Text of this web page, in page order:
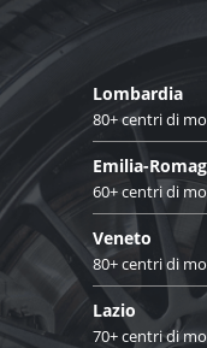
Lombardia
80+ centri di
Emilia-
60+ centri di
Veneto
80+ centri di
Lazio
70+ centri di